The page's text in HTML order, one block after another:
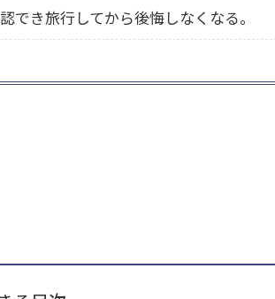
でき旅行してから後悔しなくなる。